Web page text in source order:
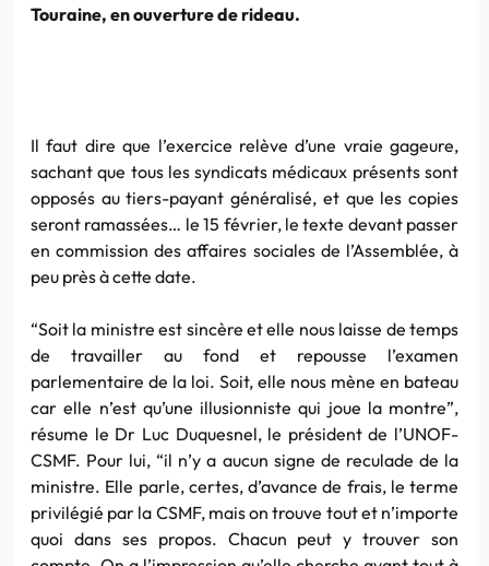
Touraine, en ouverture de rideau.
Il faut dire que l’exercice relève d’une vraie gageure,
sachant que tous les syndicats médicaux présents sont
opposés au tiers-payant généralisé, et que les copies
seront ramassées… le 15 février, le texte devant passer
en commission des affaires sociales de l’Assemblée, à
peu près à cette date.
“Soit la ministre est sincère et elle nous laisse de temps
de travailler au fond et repousse l’examen
parlementaire de la loi. Soit, elle nous mène en bateau
car elle n’est qu’une illusionniste qui joue la montre”,
résume le Dr Luc Duquesnel, le président de l’UNOF-
CSMF. Pour lui, “il n’y a aucun signe de reculade de la
ministre. Elle parle, certes, d’avance de frais, le terme
privilégié par la CSMF, mais on trouve tout et n’importe
quoi dans ses propos. Chacun peut y trouver son